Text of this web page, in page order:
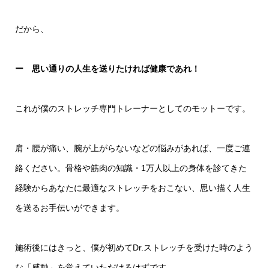
だから、
ー 思い通りの人生を送りたければ健康であれ！
これが僕のストレッチ専門トレーナーとしてのモットーです。
肩・腰が痛い、腕が上がらないなどの悩みがあれば、一度ご連
絡ください。骨格や筋肉の知識・1万人以上の身体を診てきた
経験からあなたに最適なストレッチをおこない、思い描く人生
を送るお手伝いができます。
施術後にはきっと、僕が初めてDr.ストレッチを受けた時のよう